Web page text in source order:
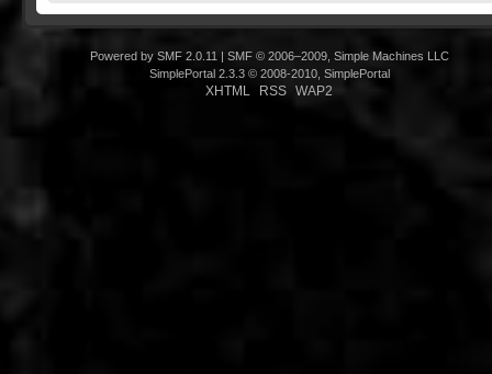
Powered by SMF 2.0.11
SMF © 2006–2009, Simple Machines LLC
SimplePortal 2.3.3 © 2008-2010, SimplePortal
XHTML RSS WAP2